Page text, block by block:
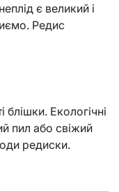
є великий і
Редис
Екологічні
пил або свіжий
редиски.